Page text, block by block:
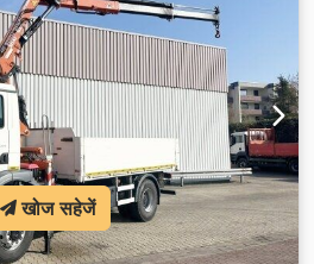
खोज सहेजें